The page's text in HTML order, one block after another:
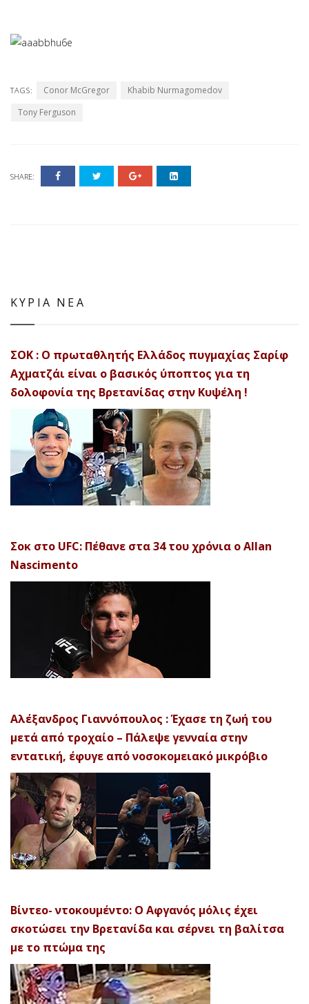
TAGS: Conor McGregor
Khabib Nurmagomedov
Tony Ferguson
SHARE:
ΚΥΡΙΑ ΝΕΑ
ΣΟΚ : Ο πρωταθλητής Ελλάδος πυγμαχίας Σαρίφ
Αχματζάι είναι ο βασικός ύποπτος για τη
δολοφονία της Βρετανίδας στην Κυψέλη !
Σοκ στο UFC: Πέθανε στα 34 του χρόνια ο Allan
Nascimento
Αλέξανδρος Γιαννόπουλος : Έχασε τη ζωή του
μετά από τροχαίο – Πάλεψε γενναία στην
εντατική, έφυγε από νοσοκομειακό μικρόβιο
Βίντεο- ντοκουμέντο: Ο Αφγανός μόλις έχει
σκοτώσει την Βρετανίδα και σέρνει τη βαλίτσα
με το πτώμα της